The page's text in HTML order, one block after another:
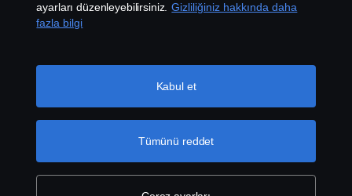
© Bu site Doğuş Otomotiv Servis ve Ticaret Anonim
ayarları düzenleyebilirsiniz. Gizliliğiniz hakkında daha
fazla bilgi
Tümünü reddet
Kabul et